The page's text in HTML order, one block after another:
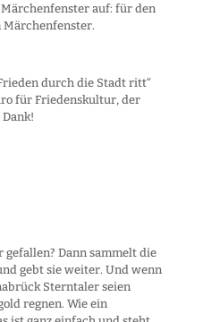
auf: für den
Märchenfenster.
durch die Stadt ritt“
für Friedenskultur, der
Dann sammelt die
gebt sie weiter. Und wenn
Sterntaler seien
regnen. Wie ein